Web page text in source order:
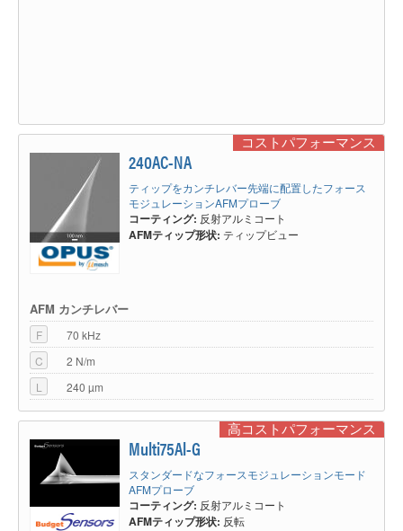
コストパフォーマンス
240AC-NA
ティップをカンチレバー先端に配置したフォース
モジュレーションAFMプローブ
コーティング: 反射アルミコート
AFMティップ形状: ティップビュー
AFM カンチレバー
F
70 kHz
C
2 N/m
L
240 µm
高コストパフォーマンス
Multi75Al-G
スタンダードなフォースモジュレーションモード
AFMプローブ
コーティング: 反射アルミコート
AFMティップ形状: 反転